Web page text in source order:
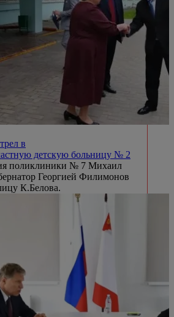
в
детскую больницу № 2
поликлиники № 7 Михаил
Георгией Филимонов
К.Белова.